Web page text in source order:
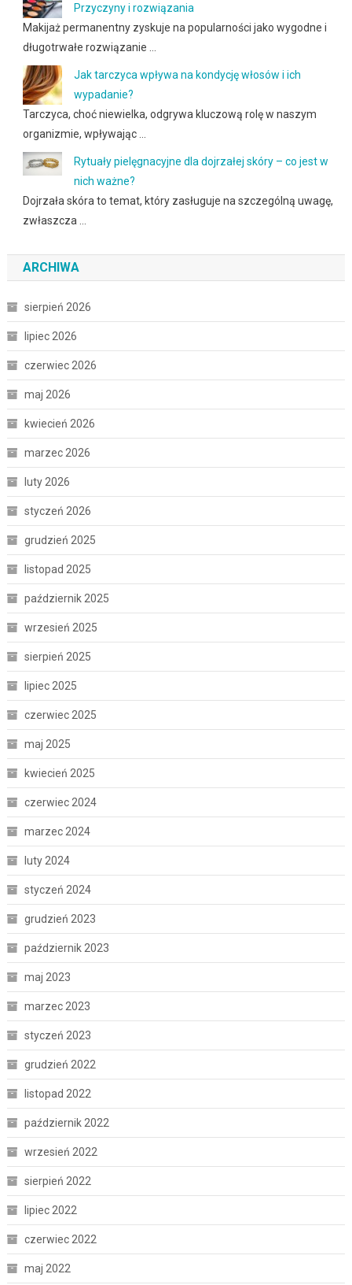
Przyczyny i rozwiązania
Makijaż permanentny zyskuje na popularności jako wygodne i
długotrwałe rozwiązanie …
Jak tarczyca wpływa na kondycję włosów i ich
wypadanie?
Tarczyca, choć niewielka, odgrywa kluczową rolę w naszym
organizmie, wpływając …
Rytuały pielęgnacyjne dla dojrzałej skóry – co jest w
nich ważne?
Dojrzała skóra to temat, który zasługuje na szczególną uwagę,
zwłaszcza …
ARCHIWA
sierpień 2026
lipiec 2026
czerwiec 2026
maj 2026
kwiecień 2026
marzec 2026
luty 2026
styczeń 2026
grudzień 2025
listopad 2025
październik 2025
wrzesień 2025
sierpień 2025
lipiec 2025
czerwiec 2025
maj 2025
kwiecień 2025
czerwiec 2024
marzec 2024
luty 2024
styczeń 2024
grudzień 2023
październik 2023
maj 2023
marzec 2023
styczeń 2023
grudzień 2022
listopad 2022
październik 2022
wrzesień 2022
sierpień 2022
lipiec 2022
czerwiec 2022
maj 2022